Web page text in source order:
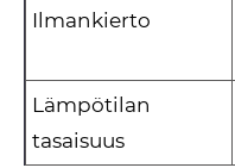
Ilmankierto
Lämpötilan
tasaisuus